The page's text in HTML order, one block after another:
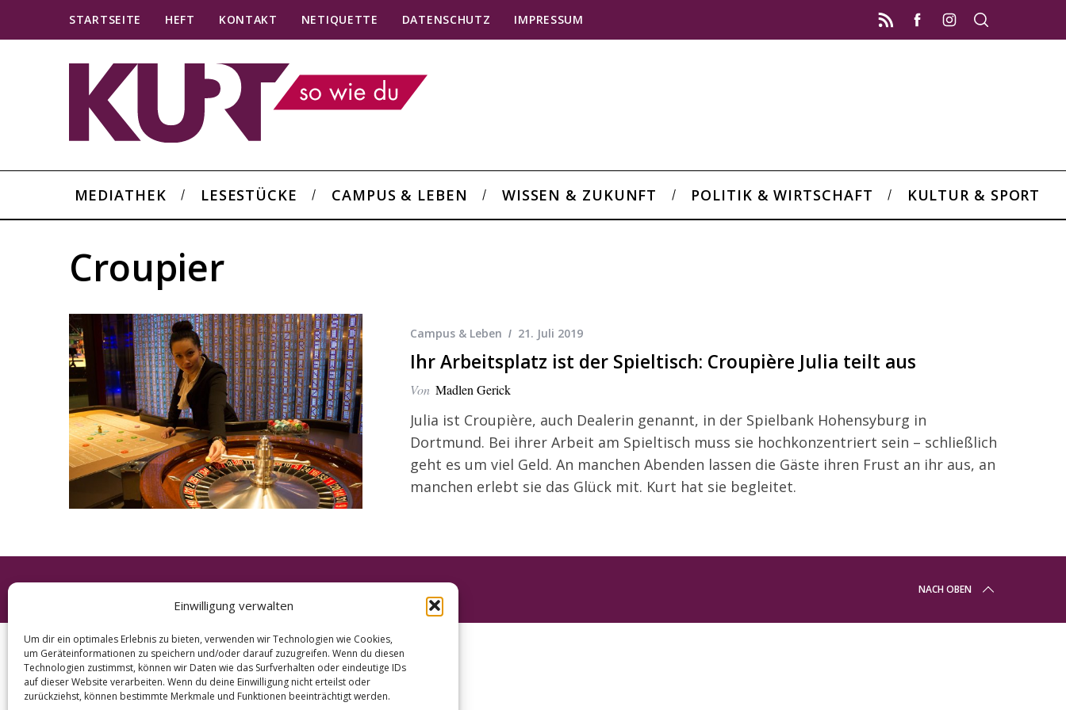
Einwilligung verwalten
Um dir ein optimales Erlebnis zu bieten, verwenden wir Technologien wie Cookies,
um Geräteinformationen zu speichern und/oder darauf zuzugreifen. Wenn du diesen
Technologien zustimmst, können wir Daten wie das Surfverhalten oder eindeutige IDs
auf dieser Website verarbeiten. Wenn du deine Einwilligung nicht erteilst oder
zurückziehst, können bestimmte Merkmale und Funktionen beeinträchtigt werden.
STARTSEITE HEFT KONTAKT NETIQUETTE DATENSCHUTZ IMPRESSUM
MEDIATHEK LESESTÜCKE CAMPUS & LEBEN WISSEN & ZUKUNFT POLITIK & WIRTSCHAFT KULTUR & SPORT
Croupier
Campus & Leben 21. Juli 2019
Ihr Arbeitsplatz ist der Spieltisch: Croupière Julia teilt aus
Von Madlen Gerick
Julia ist Croupière, auch Dealerin genannt, in der Spielbank Hohensyburg in
Dortmund. Bei ihrer Arbeit am Spieltisch muss sie hochkonzentriert sein – schließlich
geht es um viel Geld. An manchen Abenden lassen die Gäste ihren Frust an ihr aus, an
manchen erlebt sie das Glück mit. Kurt hat sie begleitet.
NACH OBEN
S
e
a
r
c
h
f
o
r
: